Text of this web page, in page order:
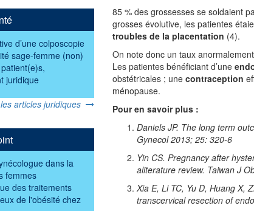
85 % des grossesses se soldaient
grosses évolutive, les patientes
troubles de la placentation (4).
On note donc un taux
Les patientes bénéficiant d’une
obstétricales ; une contraception
ménopause.
Pour en savoir plus :
Daniels JP. The long term
Gynecol 2013; 25: 320-6
Yin CS. Pregnancy after
aliterature review. Taiwan J
Xia E, Li TC, Yu D, Huang X,
transcervical resection of
d’une colposcopie
sage-femme (non)
juridique
articles juridiques
dans la
femmes
des traitements
de l'obésité chez